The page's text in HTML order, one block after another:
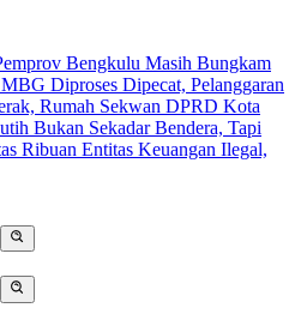
Bengkulu Masih Bungkam
Diproses Dipecat, Pelanggaran
Rumah Sekwan DPRD Kota
Bukan Sekadar Bendera, Tapi
Ribuan Entitas Keuangan Ilegal,